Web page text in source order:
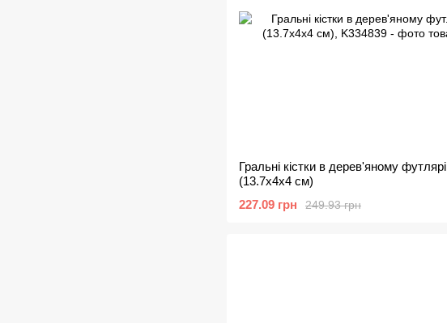
Гральні кістки в дерев'яному футлярі
(13.7х4х4 см)
249.93 грн
227.09 грн